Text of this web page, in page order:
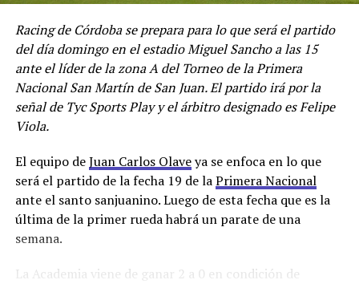
Racing de Córdoba se prepara para lo que será el partido
del día domingo en el estadio Miguel Sancho a las 15
ante el líder de la zona A del Torneo de la Primera
Nacional San Martín de San Juan. El partido irá por la
señal de Tyc Sports Play y el árbitro designado es Felipe
Viola.
El equipo deJuan Carlos Olaveya se enfoca en lo que
será el partido de la fecha 19 de laPrimera Nacional
ante el santo sanjuanino. Luego de esta fecha que es la
última de la primer rueda habrá un parate de una
semana.
La Academia viene de ganar 2 a 0 en condición de